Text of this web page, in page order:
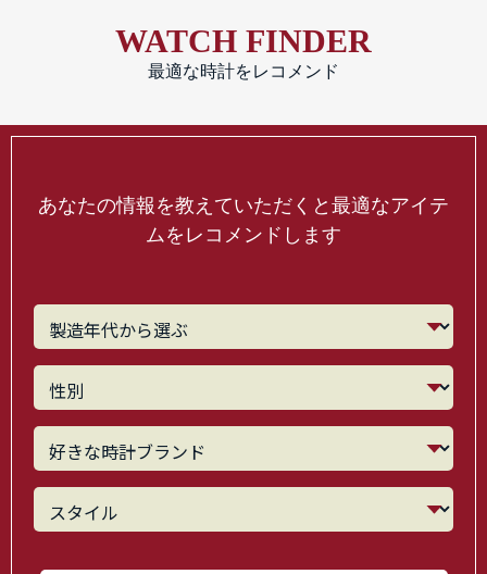
WATCH FINDER
最適な時計をレコメンド
あなたの情報を教えていただくと最適なアイテ
ムをレコメンドします